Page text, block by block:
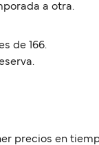
a otra.
de 166.
precios en